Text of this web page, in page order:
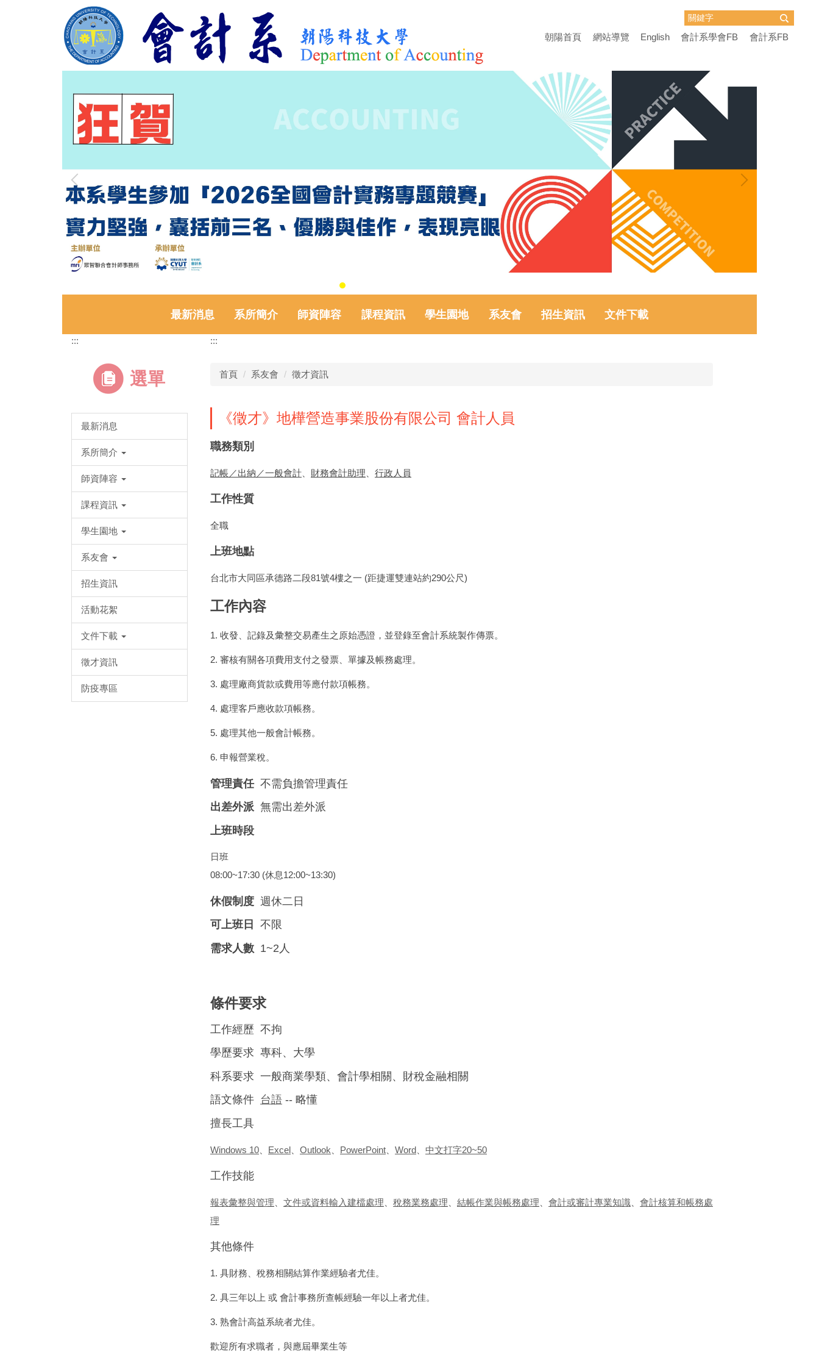
朝陽首頁 網站導覽 English 會計系學會FB 會計系FB
最新消息 系所簡介 師資陣容 課程資訊 學生園地 系友會 招生資訊 文件下載
:::
選單
最新消息
系所簡介
師資陣容
課程資訊
學生園地
系友會
招生資訊
活動花絮
文件下載
徵才資訊
防疫專區
:::
首頁 系友會 徵才資訊
《徵才》地樺營造事業股份有限公司 會計人員
職務類別
記帳／出納／一般會計 財務會計助理 行政人員
工作性質
全職
上班地點
台北市大同區承德路二段81號4樓之一 (距捷運雙連站約290公尺)
工作內容
1. 收發、記錄及彙整交易產生之原始憑證，並登錄至會計系統製作傳票。
2. 審核有關各項費用支付之發票、單據及帳務處理。
3. 處理廠商貨款或費用等應付款項帳務。
4. 處理客戶應收款項帳務。
5. 處理其他一般會計帳務。
6. 申報營業稅。
管理責任不需負擔管理責任
出差外派 無需出差外派
上班時段
日班
08:00~17:30 (休息12:00~13:30)
休假制度 週休二日
可上班日
不限
需求人數 1~2人
條件要求
工作經歷 不拘
學歷要求 專科、大學
科系要求 一般商業學類、會計學相關、財稅金融相關
語文條件 台語 -- 略懂
擅長工具
Windows 10 Excel Outlook PowerPoint Word 中文打字20~50
工作技能
報表彙整與管理 文件或資料輸入建檔處理 稅務業務處理 結帳作業與帳務處理 會計或審計專業知識
會計核算和帳務處
理
其他條件
1. 具財務、稅務相關結算作業經驗者尤佳。
2. 具三年以上 或 會計事務所查帳經驗一年以上者尤佳。
3. 熟會計高益系統者尤佳。
歡迎所有求職者，與應屆畢業生等